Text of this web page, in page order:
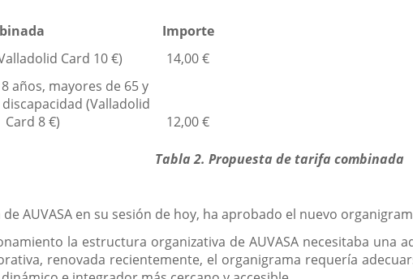
Importe
Card 10 €)
14,00 €
años, mayores de 65 y
(Valladolid
Card 8 €)
12,00 €
Tabla 2. Propuesta de tarifa combinada
AUVASA en su sesión de hoy, ha aprobado el nuevo
la estructura organizativa de AUVASA necesitaba una
renovada recientemente, el organigrama requería